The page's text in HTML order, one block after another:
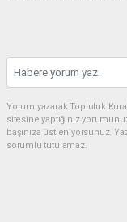
Yorum yazarak Topluluk
sitesine yaptığınız
başınıza üstleniyorsunuz.
sorumlu tutulamaz.